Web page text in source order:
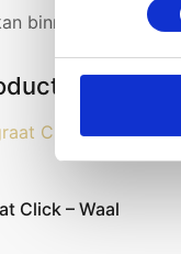
binnen 5
Click – Waal